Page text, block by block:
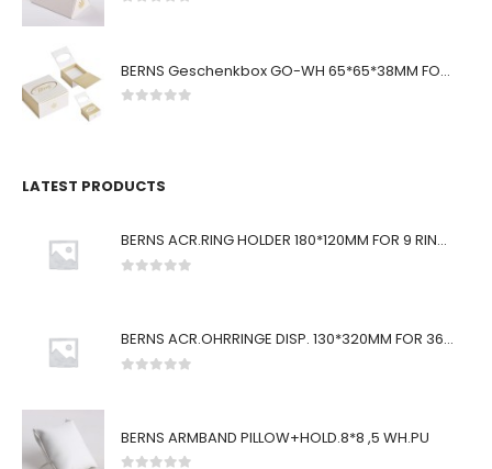
BERNS Geschenkbox GO-WH 65*65*38MM FOR SMALL SETS
LATEST PRODUCTS
BERNS ACR.RING HOLDER 180*120MM FOR 9 RINGS
BERNS ACR.OHRRINGE DISP. 130*320MM FOR 36 PAIRS
BERNS ARMBAND PILLOW+HOLD.8*8 ,5 WH.PU